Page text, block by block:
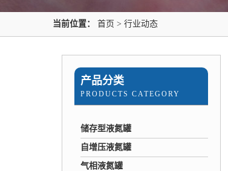
当前位置： 首页 > 行业动态
产品分类
PRODUCTS CATEGORY
储存型液氮罐
自增压液氮罐
气相液氮罐